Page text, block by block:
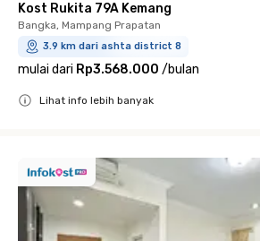
Kost Rukita 79A Kemang
Bangka, Mampang Prapatan
3.9 km dari ashta district 8
mulai dari Rp3.568.000 /bulan
Lihat info lebih banyak